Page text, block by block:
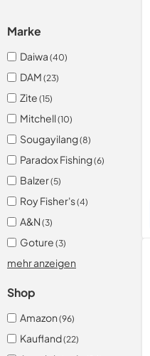
Marke
Daiwa (40)
DAM (23)
Zite (15)
Mitchell(10)
Sougayilang(8)
Paradox Fishing(6)
Balzer(5)
Roy Fisher's(4)
A&N (3)
Goture (3)
mehr anzeigen
Shop
Amazon (96)
Kaufland(22)